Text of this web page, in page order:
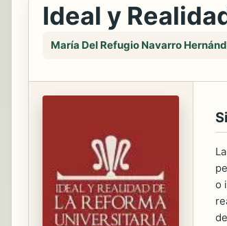
Ideal y
María Del Refugio Navarro
o